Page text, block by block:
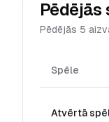
Pēdējās
Pēdējās 5
Spēle
Atvērtā